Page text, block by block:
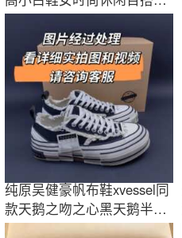
带运动松糕鞋
纯原吴健豪帆布鞋xvessel同
款天鹅之吻之心黑天鹅半拖
乞丐鞋